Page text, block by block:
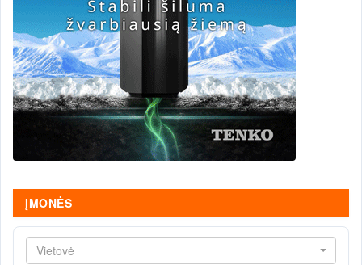
ĮMONĖS
Vietovė